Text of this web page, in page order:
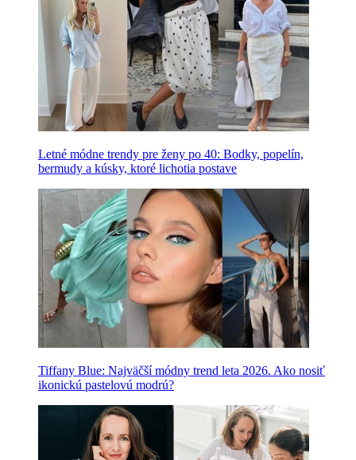
Letné módne trendy pre ženy po 40: Bodky, popelín,
bermudy a kúsky, ktoré lichotia postave
Tiffany Blue: Najväčší módny trend leta 2026. Ako nosiť
ikonickú pastelovú modrú?